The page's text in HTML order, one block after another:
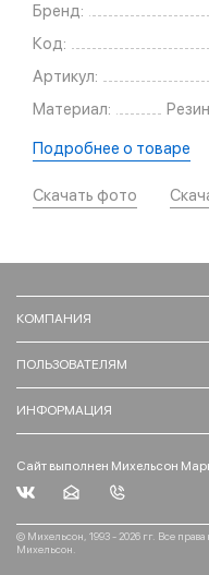
Бренд:
Код:
Артикул:
Материал:
Подробнее о товаре
Скачать фото
КОМПАНИЯ
ПОЛЬЗОВАТЕЛЯМ
ИНФОРМАЦИЯ
Сайт выполнен Михельсон
© Михельсон, 1993 - 2026 гг. Все
Михельсон.